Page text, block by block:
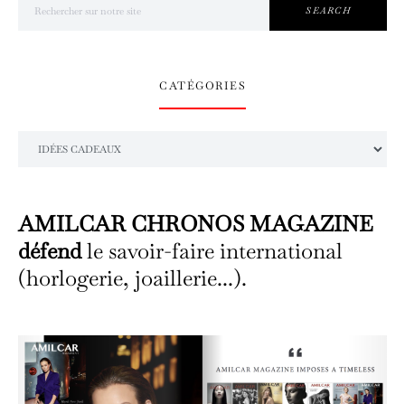
SEARCH
CATÉGORIES
AMILCAR CHRONOS MAGAZINE
défendle savoir-faire international
(horlogerie, joaillerie...).